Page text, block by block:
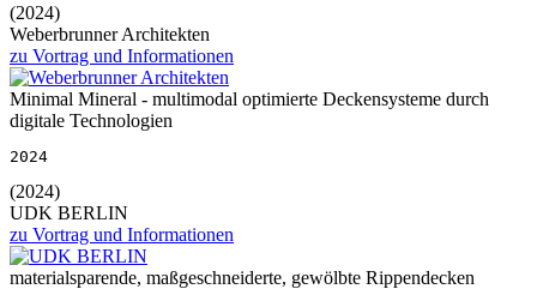
(2024)
Weberbrunner Architekten
zu Vortrag und Informationen
Minimal Mineral - multimodal optimierte Deckensysteme durch
digitale Technologien
2024
(2024)
UDK BERLIN
zu Vortrag und Informationen
materialsparende, maßgeschneiderte, gewölbte Rippendecken